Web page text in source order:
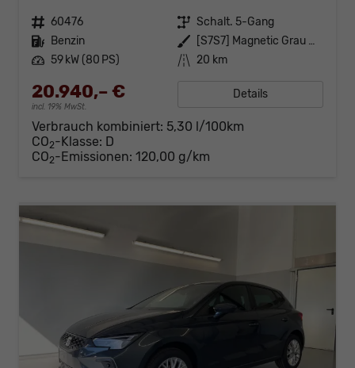
Fahrzeugnr. 60476 Getriebe Schalt. 5-Gang
Kraftstoff Benzin Außenfarbe
[S7S7] Magnetic Grau Metallic
Leistung 59 kW (80 PS) Kilometerstand 20 km
20.940,– €
incl. 19% MwSt.
Details
Verbrauch kombiniert: 5,30 l/100km
CO2-Klasse: D
CO2-Emissionen: 120,00 g/km